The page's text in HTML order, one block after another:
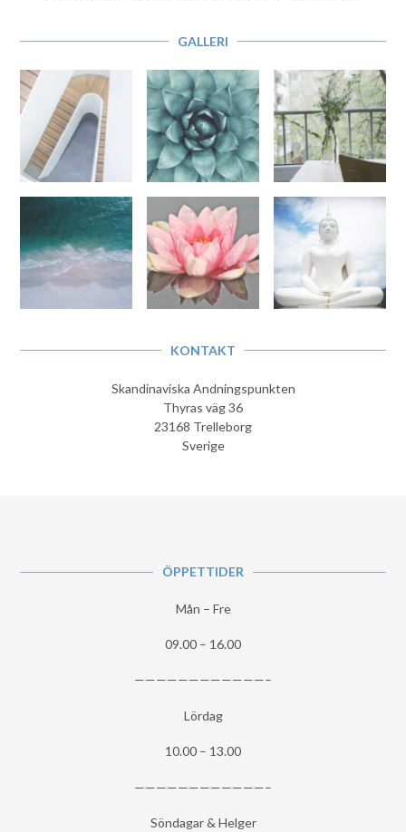
GALLERI
KONTAKT
Skandinaviska Andningspunkten
Thyras väg 36
23168 Trelleborg
Sverige
ÖPPETTIDER
Mån – Fre
09.00 – 16.00
————————————–
Lördag
10.00 – 13.00
————————————–
Söndagar & Helger